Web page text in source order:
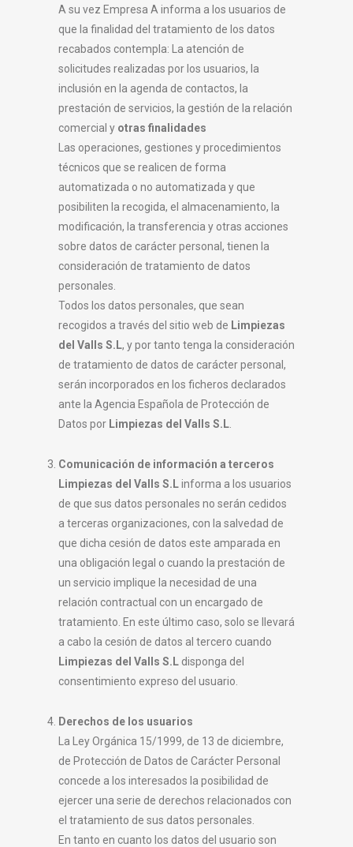
A su vez Empresa A informa a los usuarios de
que la finalidad del tratamiento de los datos
recabados contempla: La atención de
solicitudes realizadas por los usuarios, la
inclusión en la agenda de contactos, la
prestación de servicios, la gestión de la relación
comercial y otras finalidades
Las operaciones, gestiones y procedimientos
técnicos que se realicen de forma
automatizada o no automatizada y que
posibiliten la recogida, el almacenamiento, la
modificación, la transferencia y otras acciones
sobre datos de carácter personal, tienen la
consideración de tratamiento de datos
personales.
Todos los datos personales, que sean
recogidos a través del sitio web de Limpiezas
del Valls S.L, y por tanto tenga la consideración
de tratamiento de datos de carácter personal,
serán incorporados en los ficheros declarados
ante la Agencia Española de Protección de
Datos por Limpiezas del Valls S.L
Comunicación de información a terceros
Limpiezas del Valls S.Linforma a los usuarios
de que sus datos personales no serán cedidos
a terceras organizaciones, con la salvedad de
que dicha cesión de datos este amparada en
una obligación legal o cuando la prestación de
un servicio implique la necesidad de una
relación contractual con un encargado de
tratamiento. En este último caso, solo se llevará
a cabo la cesión de datos al tercero cuando
Limpiezas del Valls S.L disponga del
consentimiento expreso del usuario.
Derechos de los usuarios
La Ley Orgánica 15/1999, de 13 de diciembre,
de Protección de Datos de Carácter Personal
concede a los interesados la posibilidad de
ejercer una serie de derechos relacionados con
el tratamiento de sus datos personales.
En tanto en cuanto los datos del usuario son